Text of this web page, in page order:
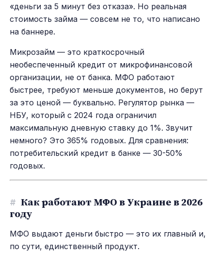
«деньги за 5 минут без отказа». Но реальная
стоимость займа — совсем не то, что написано
на баннере.
Микрозайм — это краткосрочный
необеспеченный кредит от микрофинансовой
организации, не от банка. МФО работают
быстрее, требуют меньше документов, но берут
за это ценой — буквально. Регулятор рынка —
НБУ, который с 2024 года ограничил
максимальную дневную ставку до 1%. Звучит
немного? Это 365% годовых. Для сравнения:
потребительский кредит в банке — 30-50%
годовых.
# Как работают МФО в Украине в 2026
году
МФО выдают деньги быстро — это их главный и,
по сути, единственный продукт.